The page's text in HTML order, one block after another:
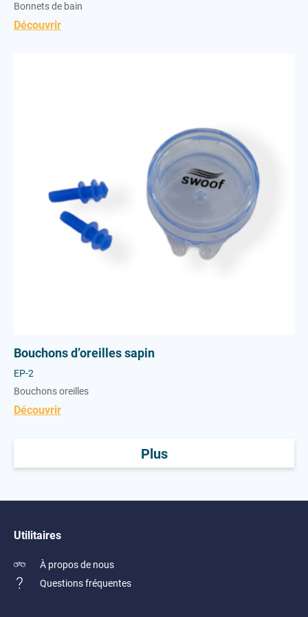
Bonnets de bain
Découvrir
Bouchons d’oreilles sapin
EP-2
Bouchons oreilles
Découvrir
Plus
Utilitaires
À propos de nous
Questions fréquentes